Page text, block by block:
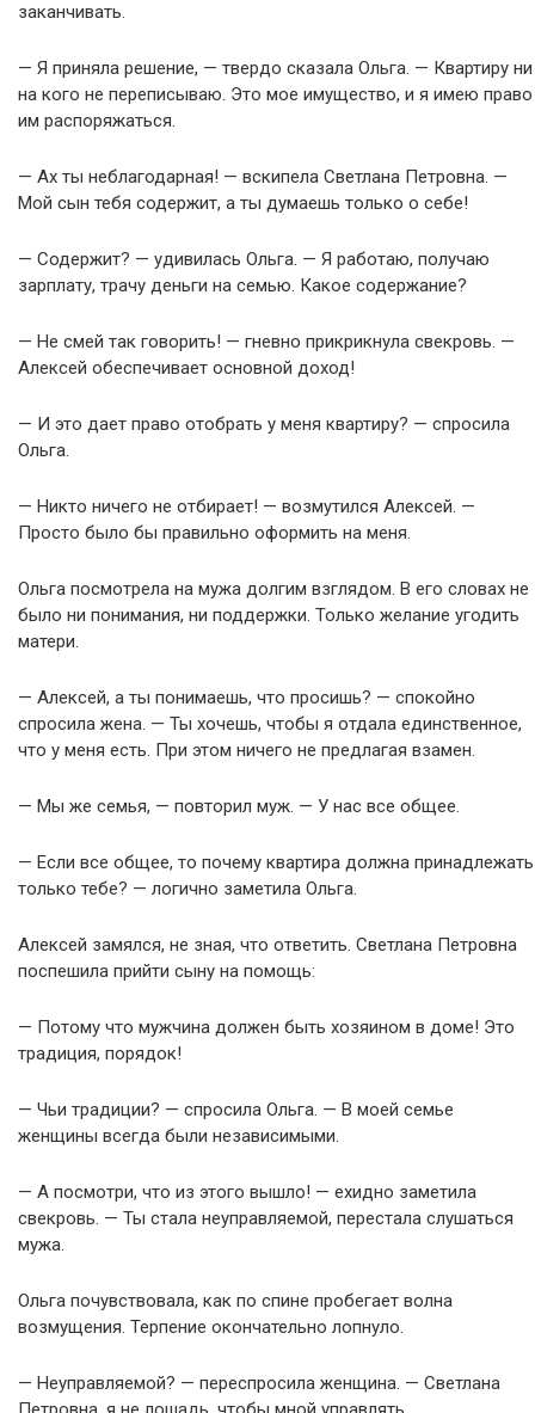
заканчивать.
— Я приняла решение, — твердо сказала Ольга. — Квартиру ни
на кого не переписываю. Это мое имущество, и я имею право
им распоряжаться.
— Ах ты неблагодарная! — вскипела Светлана Петровна. —
Мой сын тебя содержит, а ты думаешь только о себе!
— Содержит? — удивилась Ольга. — Я работаю, получаю
зарплату, трачу деньги на семью. Какое содержание?
— Не смей так говорить! — гневно прикрикнула свекровь. —
Алексей обеспечивает основной доход!
— И это дает право отобрать у меня квартиру? — спросила
Ольга.
— Никто ничего не отбирает! — возмутился Алексей. —
Просто было бы правильно оформить на меня.
Ольга посмотрела на мужа долгим взглядом. В его словах не
было ни понимания, ни поддержки. Только желание угодить
матери.
— Алексей, а ты понимаешь, что просишь? — спокойно
спросила жена. — Ты хочешь, чтобы я отдала единственное,
что у меня есть. При этом ничего не предлагая взамен.
— Мы же семья, — повторил муж. — У нас все общее.
— Если все общее, то почему квартира должна принадлежать
только тебе? — логично заметила Ольга.
Алексей замялся, не зная, что ответить. Светлана Петровна
поспешила прийти сыну на помощь:
— Потому что мужчина должен быть хозяином в доме! Это
традиция, порядок!
— Чьи традиции? — спросила Ольга. — В моей семье
женщины всегда были независимыми.
— А посмотри, что из этого вышло! — ехидно заметила
свекровь. — Ты стала неуправляемой, перестала слушаться
мужа.
Ольга почувствовала, как по спине пробегает волна
возмущения. Терпение окончательно лопнуло.
— Неуправляемой? — переспросила женщина. — Светлана